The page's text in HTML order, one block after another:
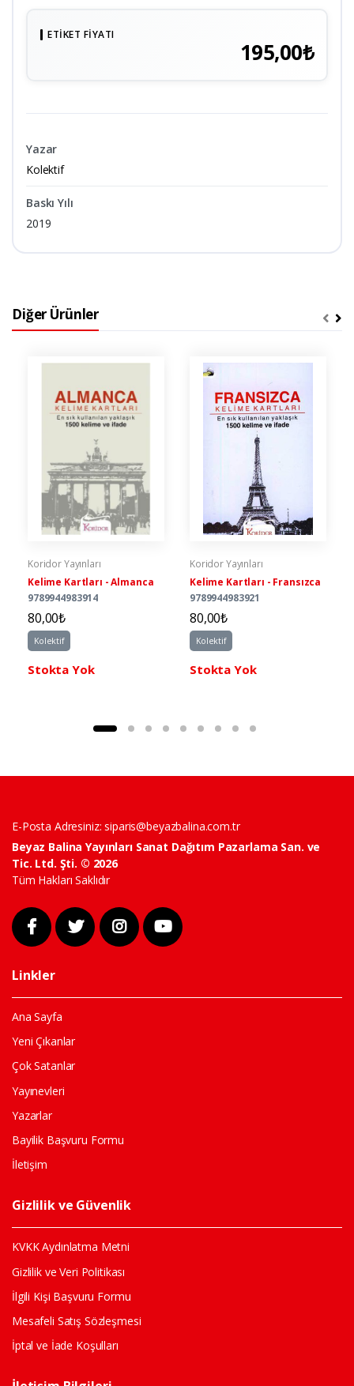
ETIKET FIYATI
195,00₺
Yazar
Kolektif
Baskı Yılı
2019
Diğer Ürünler
Koridor Yayınları
Kelime Kartları - Almanca
9789944983914
80,00₺
Kolektif
Stokta Yok
Koridor Yayınları
Kelime Kartları - Fransızca
9789944983921
80,00₺
Kolektif
Stokta Yok
E-Posta Adresiniz:siparis@beyazbalina.com.tr
Beyaz Balina Yayınları Sanat Dağıtım Pazarlama San. ve
Tic. Ltd. Şti. © 2026
Tüm Hakları Saklıdır
Linkler
Ana Sayfa
Yeni Çıkanlar
Çok Satanlar
Yayınevleri
Yazarlar
Bayilik Başvuru Formu
İletişim
Gizlilik ve Güvenlik
KVKK Aydınlatma Metni
Gizlilik ve Veri Politikası
İlgili Kişi Başvuru Formu
Mesafeli Satış Sözleşmesi
İptal ve İade Koşulları